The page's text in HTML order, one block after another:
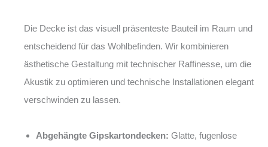
Die Decke ist das visuell präsenteste Bauteil im Raum und
entscheidend für das Wohlbefinden. Wir kombinieren
ästhetische Gestaltung mit technischer Raffinesse, um die
Akustik zu optimieren und technische Installationen elegant
verschwinden zu lassen.
Abgehängte Gipskartondecken: Glatte, fugenlose